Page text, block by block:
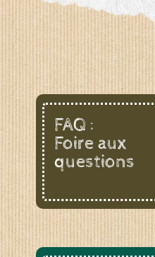
FAQ :
Foire aux
questions